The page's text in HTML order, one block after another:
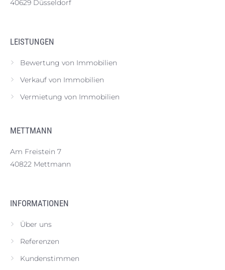
40629 Düsseldorf
LEISTUNGEN
Bewertung von Immobilien
Verkauf von Immobilien
Vermietung von Immobilien
METTMANN
Am Freistein 7
40822 Mettmann
INFORMATIONEN
Über uns
Referenzen
Kundenstimmen